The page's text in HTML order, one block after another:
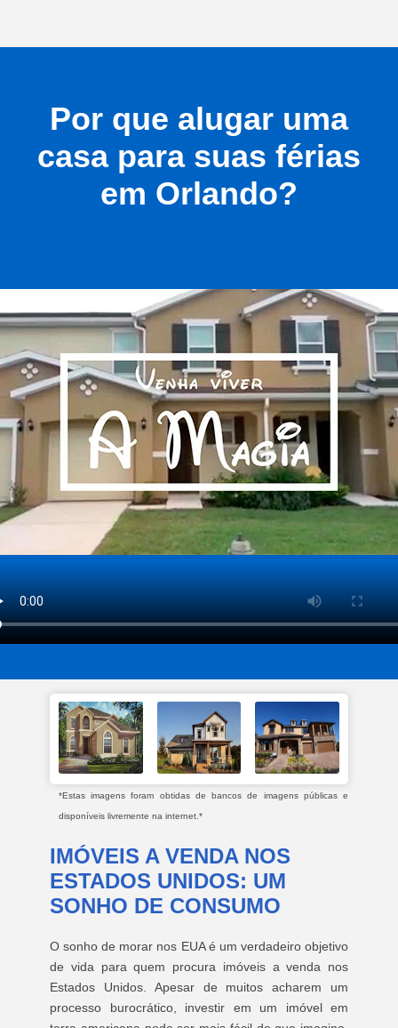
Por que alugar uma
casa para suas férias
em Orlando?
*Estas imagens foram obtidas de bancos de imagens públicas e
disponíveis livremente na internet.*
IMÓVEIS A VENDA NOS
ESTADOS UNIDOS: UM
SONHO DE CONSUMO
O sonho de morar nos EUA é um verdadeiro objetivo
de vida para quem procura imóveis a venda nos
Estados Unidos. Apesar de muitos acharem um
processo burocrático, investir em um imóvel em